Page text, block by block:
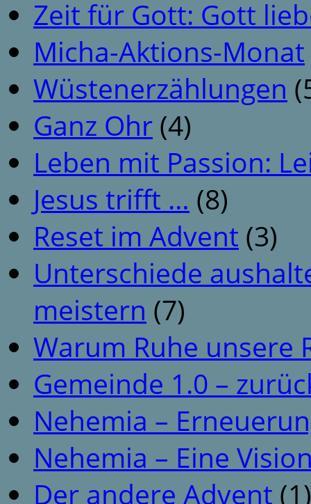
Zeit für Gott: Gott
Micha-Aktions-Monat
Wüstenerzählungen
Ganz Ohr (4)
Leben mit Passion:
Jesus trifft … (8)
Reset im Advent (3)
Unterschiede
meistern (7)
Warum Ruhe unsere
Gemeinde 1.0 –
Nehemia –
Nehemia – Eine
Der andere Advent (1)